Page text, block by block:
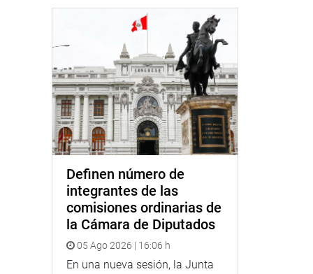
Definen número de
integrantes de las
comisiones ordinarias de
la Cámara de Diputados
05 Ago 2026 | 16:06 h
En una nueva sesión, la Junta